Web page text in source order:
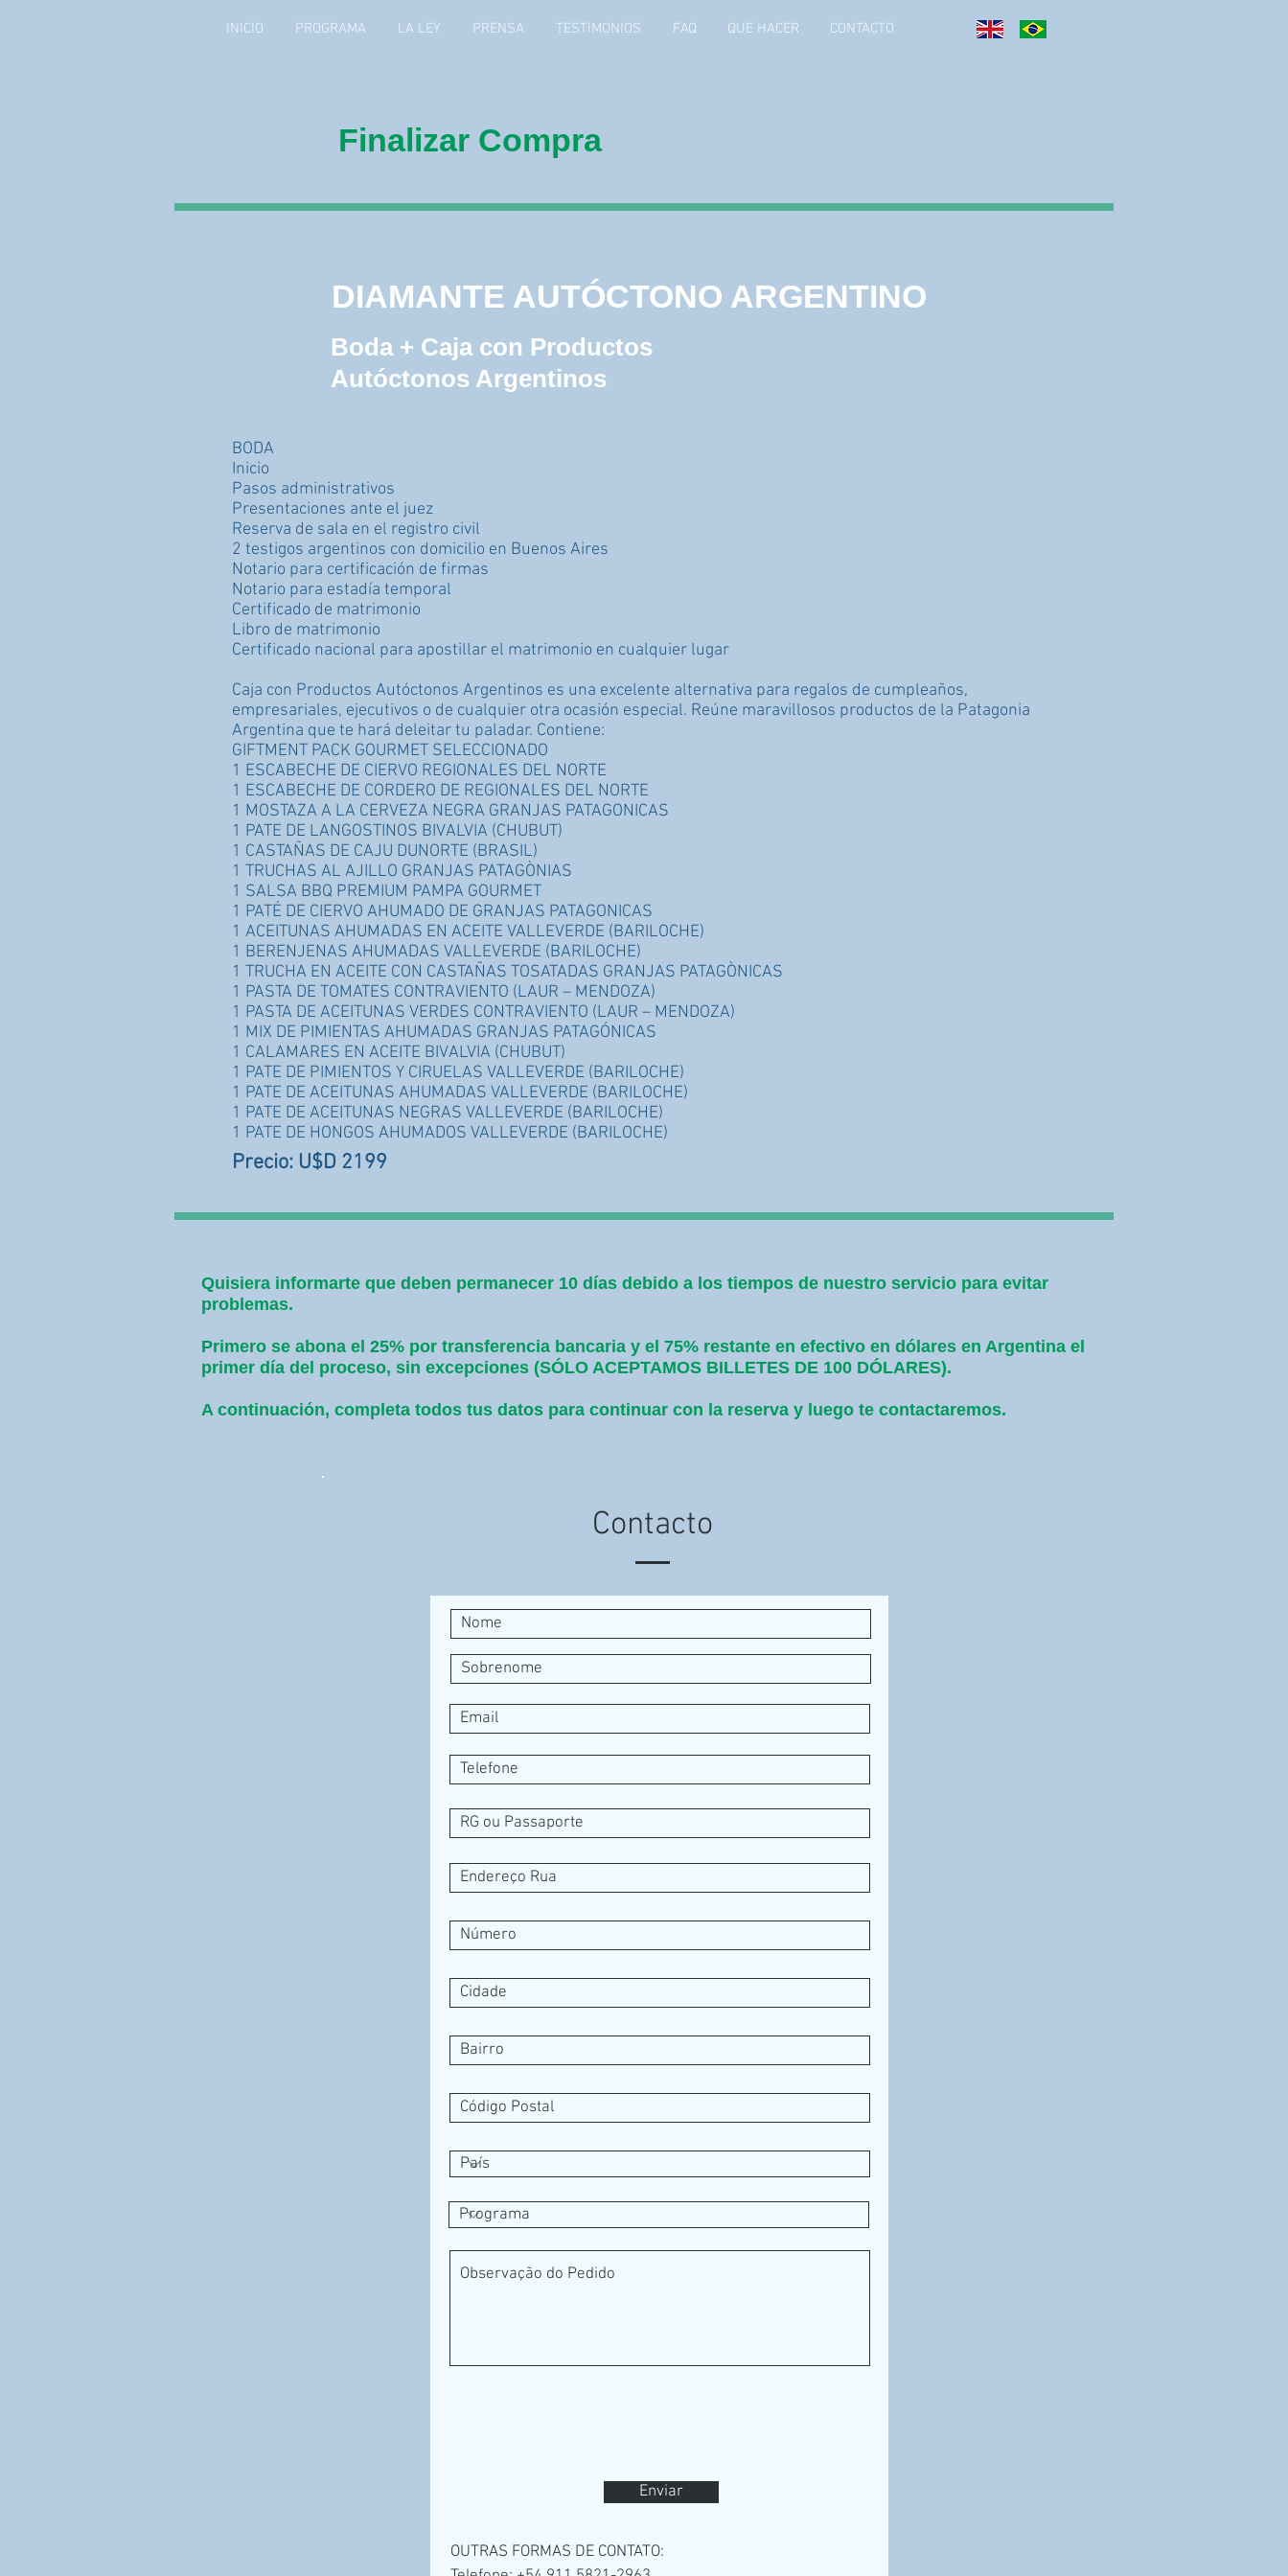
INICIO PROGRAMA LA LEY PRENSA TESTIMONIOS FAQ QUE HACER CONTACTO
DIAMANTE AUTÓCTONO
ARGENTINO
Finalizar Compra
DIAMANTE AUTÓCTONO ARGENTINO
Boda + Caja con Productos
Autóctonos Argentinos
BODA
Inicio
Pasos administrativos
Presentaciones ante el juez
Reserva de sala en el registro civil
2 testigos argentinos con domicilio en Buenos Aires
Notario para certificación de firmas
Notario para estadía temporal
Certificado de matrimonio
Libro de matrimonio
Certificado nacional para apostillar el matrimonio en cualquier lugar
Caja con Productos Autóctonos Argentinos es una excelente alternativa para regalos de cumpleaños,
empresariales, ejecutivos o de cualquier otra ocasión especial. Reúne maravillosos productos de la Patagonia
Argentina que te hará deleitar tu paladar. Contiene:
GIFTMENT PACK GOURMET SELECCIONADO
1 ESCABECHE DE CIERVO REGIONALES DEL NORTE
1 ESCABECHE DE CORDERO DE REGIONALES DEL NORTE
1 MOSTAZA A LA CERVEZA NEGRA GRANJAS PATAGONICAS
1 PATE DE LANGOSTINOS BIVALVIA (CHUBUT)
1 CASTAÑAS DE CAJU DUNORTE (BRASIL)
1 TRUCHAS AL AJILLO GRANJAS PATAGÒNIAS
1 SALSA BBQ PREMIUM PAMPA GOURMET
1 PATÉ DE CIERVO AHUMADO DE GRANJAS PATAGONICAS
1 ACEITUNAS AHUMADAS EN ACEITE VALLEVERDE (BARILOCHE)
1 BERENJENAS AHUMADAS VALLEVERDE (BARILOCHE)
1 TRUCHA EN ACEITE CON CASTAÑAS TOSATADAS GRANJAS PATAGÒNICAS
1 PASTA DE TOMATES CONTRAVIENTO (LAUR – MENDOZA)
1 PASTA DE ACEITUNAS VERDES CONTRAVIENTO (LAUR – MENDOZA)
1 MIX DE PIMIENTAS AHUMADAS GRANJAS PATAGÓNICAS
1 CALAMARES EN ACEITE BIVALVIA (CHUBUT)
1 PATE DE PIMIENTOS Y CIRUELAS VALLEVERDE (BARILOCHE)
1 PATE DE ACEITUNAS AHUMADAS VALLEVERDE (BARILOCHE)
1 PATE DE ACEITUNAS NEGRAS VALLEVERDE (BARILOCHE)
1 PATE DE HONGOS AHUMADOS VALLEVERDE (BARILOCHE)
Precio: U$D 2199
Quisiera informarte que deben permanecer 10 días debido a los tiempos de nuestro servicio para evitar
problemas.
Primero se abona el 25% por transferencia bancaria y el 75% restante en efectivo en dólares en Argentina el
primer día del proceso, sin excepciones (SÓLO ACEPTAMOS BILLETES DE 100 DÓLARES).
A continuación, completa todos tus datos para continuar con la reserva y luego te contactaremos.
Contacto
Enviar
OUTRAS FORMAS DE CONTATO: